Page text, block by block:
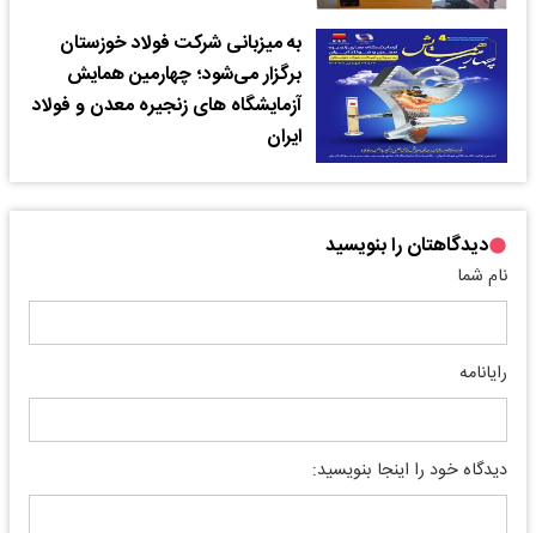
به میزبانی شرکت فولاد خوزستان
برگزار می‌شود؛ چهارمین همایش
آزمایشگاه‌ های زنجیره معدن و فولاد
ایران
دیدگاهتان را بنویسید
نام شما
رایانامه
دیدگاه خود را اینجا بنویسید: